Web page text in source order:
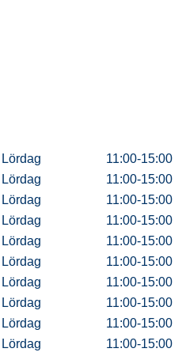
Lördag
11:00-15:00
Lördag
11:00-15:00
Lördag
11:00-15:00
Lördag
11:00-15:00
Lördag
11:00-15:00
Lördag
11:00-15:00
Lördag
11:00-15:00
Lördag
11:00-15:00
Lördag
11:00-15:00
Lördag
11:00-15:00